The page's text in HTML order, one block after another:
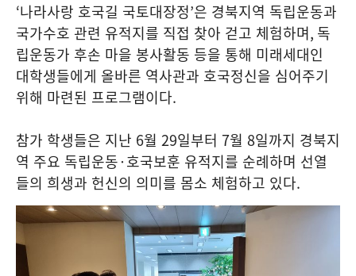
‘나라사랑 호국길 국토대장정’은 경북지역 독립운동과
국가수호 관련 유적지를 직접 찾아 걷고 체험하며, 독
립운동가 후손 마을 봉사활동 등을 통해 미래세대인
대학생들에게 올바른 역사관과 호국정신을 심어주기
위해 마련된 프로그램이다.
참가 학생들은 지난 6월 29일부터 7월 8일까지 경북지
역 주요 독립운동·호국보훈 유적지를 순례하며 선열
들의 희생과 헌신의 의미를 몸소 체험하고 있다.